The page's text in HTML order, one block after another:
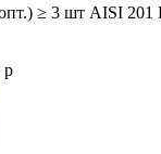
≥ 3 шт AISI
р